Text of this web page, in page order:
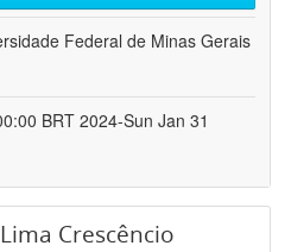
Federal de Minas Gerais
BRT 2024-Sun Jan 31
Crescêncio